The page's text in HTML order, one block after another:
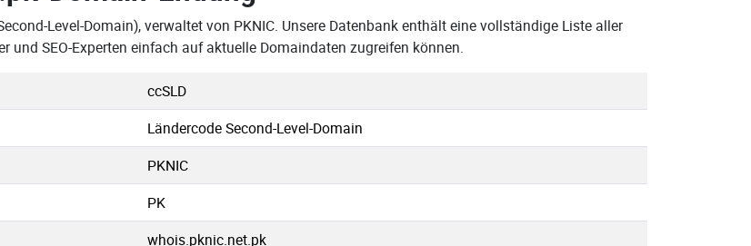
Level-Domain), verwaltet von PKNIC. Unsere Datenbank enthält eine vollständige Liste aller
und SEO-Experten einfach auf aktuelle Domaindaten zugreifen können.
ccSLD
Ländercode Second-Level-Domain
PKNIC
PK
whois.pknic.net.pk